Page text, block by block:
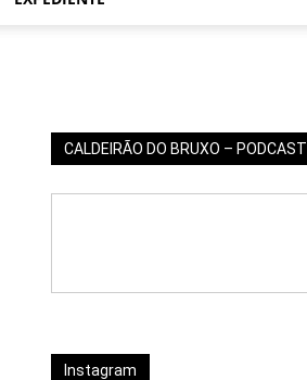
CALDEIRÃO DO BRUXO – PODCAST
Instagram